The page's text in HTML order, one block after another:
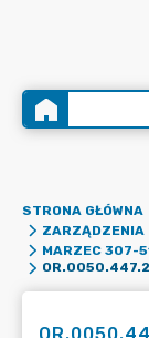
STRONA GŁÓWNA
ZARZĄDZENIA
MARZEC 307-